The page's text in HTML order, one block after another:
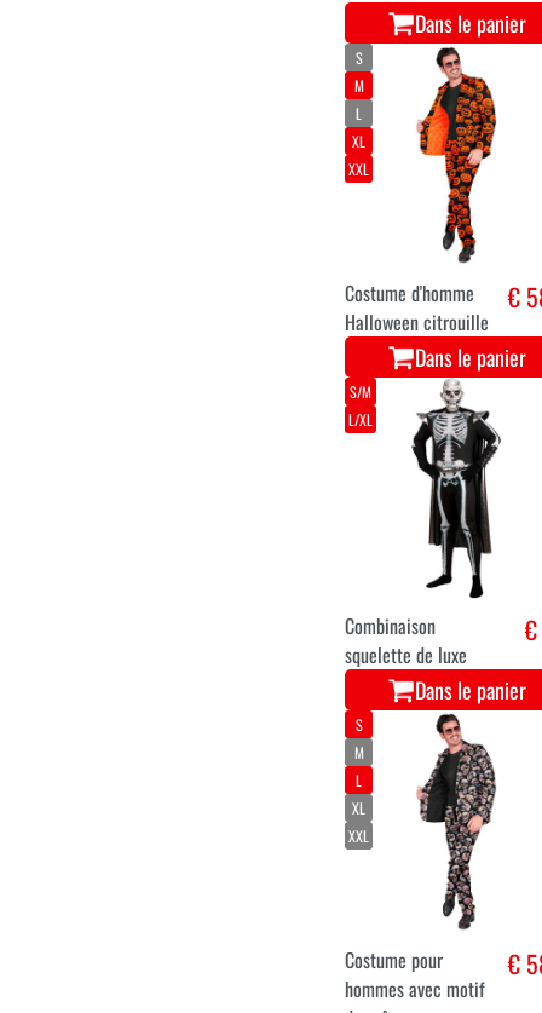
Costume de diable
Dans le panier
M
L
XXL
Costume d'homme
Halloween citrouille
Dans le panier
L/XL
Combinaison
squelette de luxe
Dans le panier
M
L